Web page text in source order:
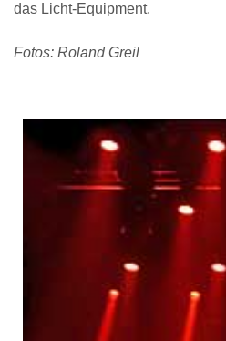
das Licht-Equipment.
Fotos: Roland Greil